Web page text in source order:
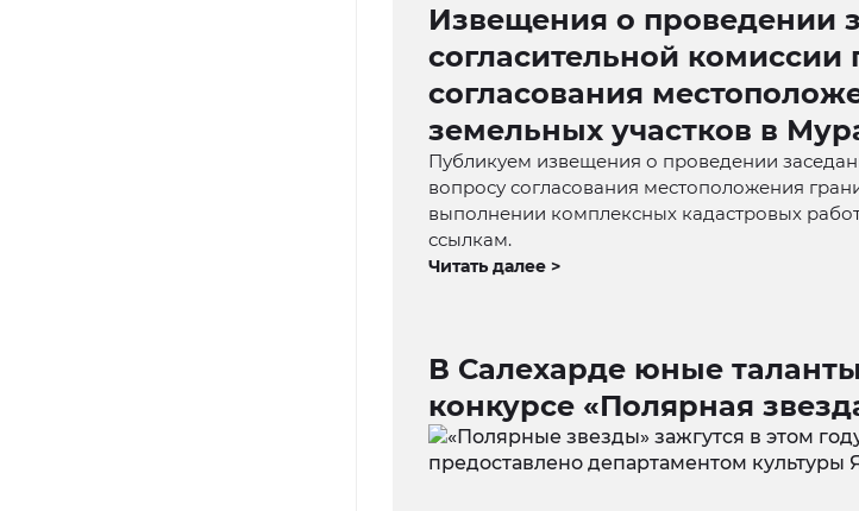
Извещения о проведении
согласительной комиссии
согласования
земельных участков в
Публикуем извещения о проведении
вопросу согласования местоположения
выполнении комплексных кадастровых
ссылкам.
Читать далее >
В Салехарде юные
конкурсе «Полярная